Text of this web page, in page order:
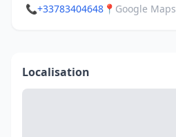
📞+33783404648 📍 Google Maps
Localisation